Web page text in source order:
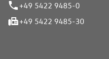
+49 5422 9485-0
+49 5422 9485-30